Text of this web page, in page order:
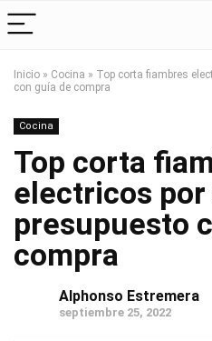
Inicio » Cocina » Top corta fiambres
con guía de compra
Cocina
Top corta
electricos por
presupuesto
compra
Alphonso Estremera
septiembre 25, 2022